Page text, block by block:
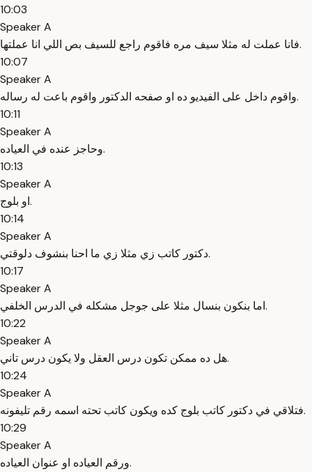
10:03
Speaker A
فانا عملت له مثلا سيف مره فاقوم راجع للسيف بص اللي انا عملتها.
10:07
Speaker A
واقوم داخل على الفيديو ده او صفحه الدكتور واقوم باعت له رساله.
10:11
Speaker A
وحاجز عنده في العياده.
10:13
Speaker A
او بلوج.
10:14
Speaker A
دكتور كاتب زي مثلا زي ما احنا بنشوف دلوقتي.
10:17
Speaker A
اما بنكون بنسال مثلا على جوجل مشكله في الدرس الخلفي.
10:22
Speaker A
هل ده ممكن تكون درس العقل ولا يكون درس تاني.
10:24
Speaker A
فتلاقي في دكتور كاتب بلوج كده ويكون كاتب تحته اسمه رقم تليفونه.
10:29
Speaker A
ورقم العياده او عنوان العياده.